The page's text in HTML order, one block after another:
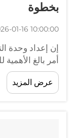
بخطوة
01-16 10:00:00
إن إعداد وحدة
أمر بالغ
التطبيقات
التجارية.
جيدًا التحكم
عرض المزيد